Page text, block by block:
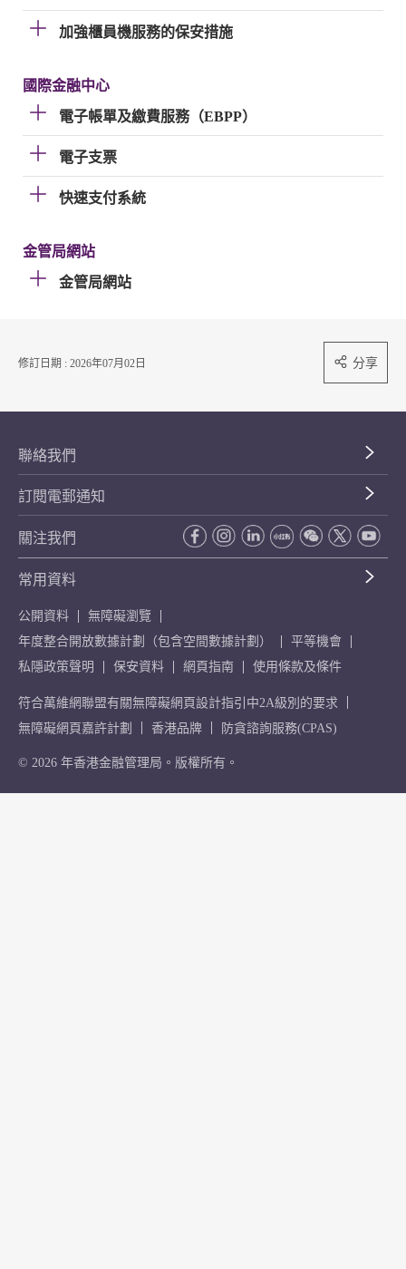
加強櫃員機服務的保安措施
國際金融中心
電子帳單及繳費服務（EBPP）
電子支票
快速支付系統
金管局網站
金管局網站
修訂日期 : 2026年07月02日 分享
聯絡我們
訂閱電郵通知
關注我們
常用資料
公開資料
無障礙瀏覽
年度整合開放數據計劃（包含空間數據計劃）
平等機會
私隱政策聲明
保安資料 網頁指南 使用條款及條件
符合萬維網聯盟有關無障礙網頁設計指引中2A級別的要求
無障礙網頁嘉許計劃
香港品牌 防貪諮詢服務(CPAS)
© 2026 年香港金融管理局。版權所有。